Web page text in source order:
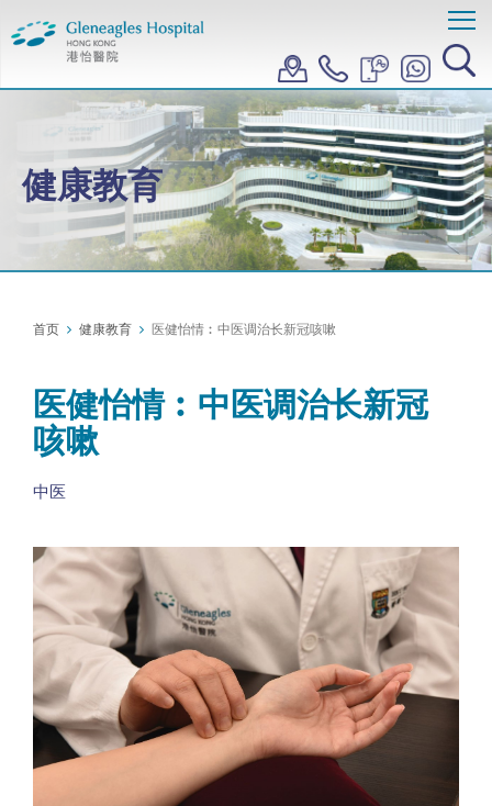
健康教育
首页 健康教育 医健怡情︰中医调治长新冠咳嗽
医健怡情︰中医调治长新冠
咳嗽
中医